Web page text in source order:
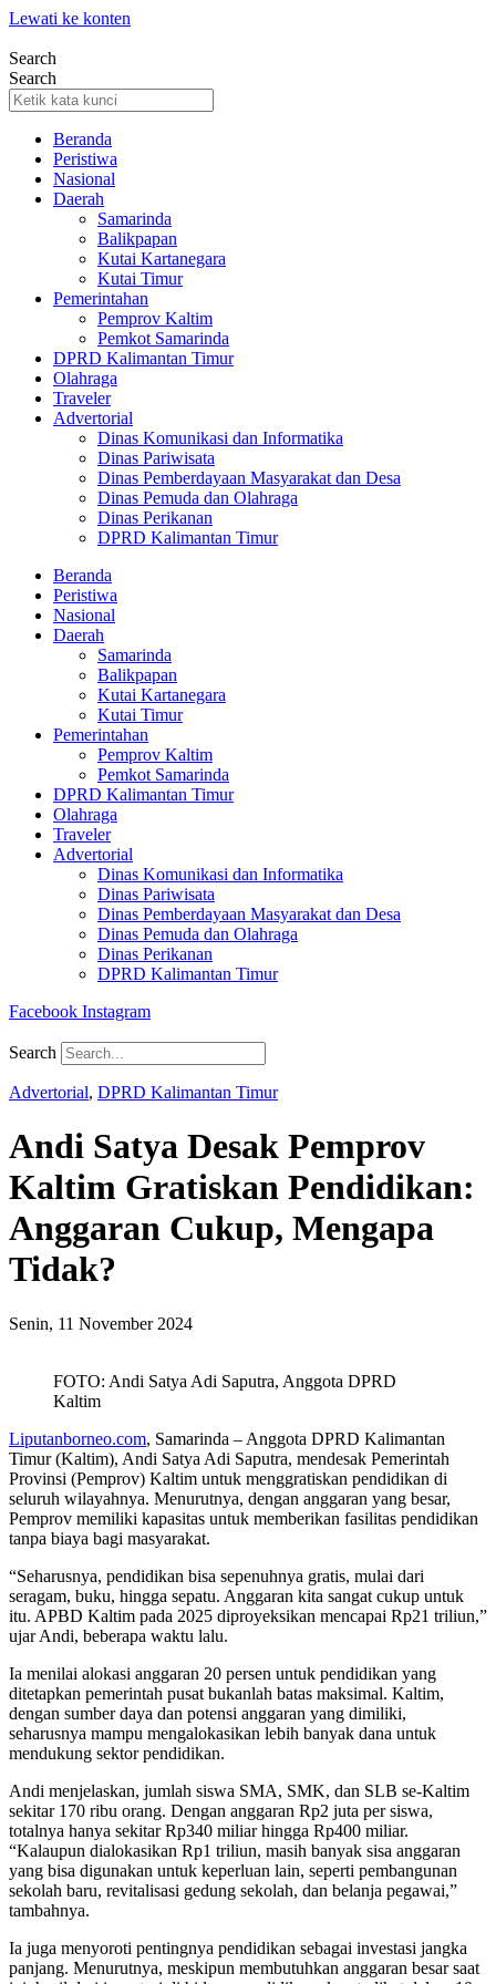
Lewati ke konten
Search
Search
Beranda
Peristiwa
Nasional
Daerah
Samarinda
Balikpapan
Kutai Kartanegara
Kutai Timur
Pemerintahan
Pemprov Kaltim
Pemkot Samarinda
DPRD Kalimantan Timur
Olahraga
Traveler
Advertorial
Dinas Komunikasi dan Informatika
Dinas Pariwisata
Dinas Pemberdayaan Masyarakat dan Desa
Dinas Pemuda dan Olahraga
Dinas Perikanan
DPRD Kalimantan Timur
Beranda
Peristiwa
Nasional
Daerah
Samarinda
Balikpapan
Kutai Kartanegara
Kutai Timur
Pemerintahan
Pemprov Kaltim
Pemkot Samarinda
DPRD Kalimantan Timur
Olahraga
Traveler
Advertorial
Dinas Komunikasi dan Informatika
Dinas Pariwisata
Dinas Pemberdayaan Masyarakat dan Desa
Dinas Pemuda dan Olahraga
Dinas Perikanan
DPRD Kalimantan Timur
Facebook Instagram
Search
Advertorial, DPRD Kalimantan Timur
Andi Satya Desak Pemprov
Kaltim Gratiskan Pendidikan:
Anggaran Cukup, Mengapa
Tidak?
Senin, 11 November 2024
FOTO: Andi Satya Adi Saputra, Anggota DPRD
Kaltim
Liputanborneo.com, Samarinda – Anggota DPRD Kalimantan
Timur (Kaltim), Andi Satya Adi Saputra, mendesak Pemerintah
Provinsi (Pemprov) Kaltim untuk menggratiskan pendidikan di
seluruh wilayahnya. Menurutnya, dengan anggaran yang besar,
Pemprov memiliki kapasitas untuk memberikan fasilitas pendidikan
tanpa biaya bagi masyarakat.
“Seharusnya, pendidikan bisa sepenuhnya gratis, mulai dari
seragam, buku, hingga sepatu. Anggaran kita sangat cukup untuk
itu. APBD Kaltim pada 2025 diproyeksikan mencapai Rp21 triliun,”
ujar Andi, beberapa waktu lalu.
Ia menilai alokasi anggaran 20 persen untuk pendidikan yang
ditetapkan pemerintah pusat bukanlah batas maksimal. Kaltim,
dengan sumber daya dan potensi anggaran yang dimiliki,
seharusnya mampu mengalokasikan lebih banyak dana untuk
mendukung sektor pendidikan.
Andi menjelaskan, jumlah siswa SMA, SMK, dan SLB se-Kaltim
sekitar 170 ribu orang. Dengan anggaran Rp2 juta per siswa,
totalnya hanya sekitar Rp340 miliar hingga Rp400 miliar.
“Kalaupun dialokasikan Rp1 triliun, masih banyak sisa anggaran
yang bisa digunakan untuk keperluan lain, seperti pembangunan
sekolah baru, revitalisasi gedung sekolah, dan belanja pegawai,”
tambahnya.
Ia juga menyoroti pentingnya pendidikan sebagai investasi jangka
panjang. Menurutnya, meskipun membutuhkan anggaran besar saat